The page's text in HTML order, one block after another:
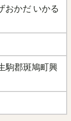
おかだ いかる
駒郡斑鳩町興